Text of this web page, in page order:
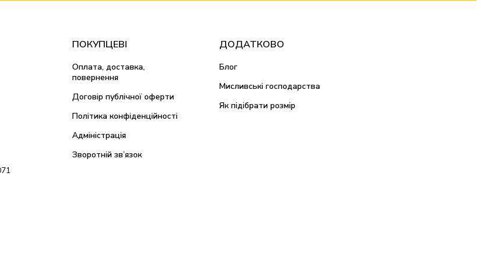
ПОКУПЦЕВІ
Оплата, доставка,
повернення
Договір публічної оферти
Політика конфіденційності
Адміністрація
Зворотній зв’язок
ДОДАТКОВО
Блог
Мисливські господарства
Як підібрати розмір